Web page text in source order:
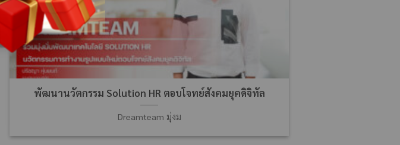
พัฒนานวัตกรรม Solution HR ตอบโจทย์สังคมยุคดิจิทัล
Dreamteam มุ่งม